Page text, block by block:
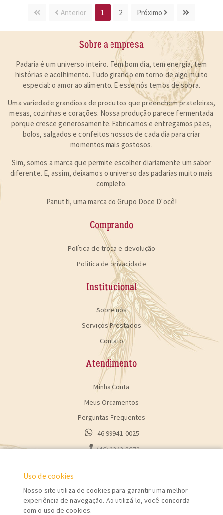
Anterior 1 2 Próximo
Sobre a empresa
Padaria é um universo inteiro. Tem bom dia, tem energia, tem
histórias e acolhimento. Tudo girando em torno de algo muito
especial:o amor ao alimento. E esse nós temos de sobra.
Uma variedade grandiosa de produtos que preenchem prateleiras,
mesas, cozinhas e corações. Nossa produção parece fermentada
porque cresce generosamente. Fabricamos e entregamos pães,
bolos, salgados e confeitos nossos de cada dia para criar
momentos mais gostosos.
Sim, somos a marca que permite escolher diariamente um sabor
diferente. E, assim, deixamos o universo das padarias muito mais
completo.
Panutti, uma marca do Grupo Doce D'ocê!
Comprando
Política de troca e devolução
Política de privacidade
Institucional
Sobre nós
Serviços Prestados
Contato
Atendimento
Minha Conta
Meus Orçamentos
Perguntas Frequentes
46 99941-0025
(46) 3242-8672
Uso de cookies
Nosso site utiliza de cookies para garantir uma melhor
experiência de navegação. Ao utilizá-lo, você concorda
com o uso de cookies.